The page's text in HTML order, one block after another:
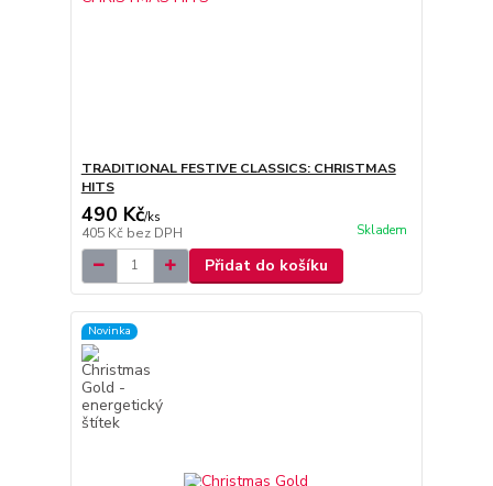
TRADITIONAL FESTIVE CLASSICS: CHRISTMAS
HITS
490 Kč/ks
405 Kč bez DPH Skladem
Přidat do košíku
Novinka